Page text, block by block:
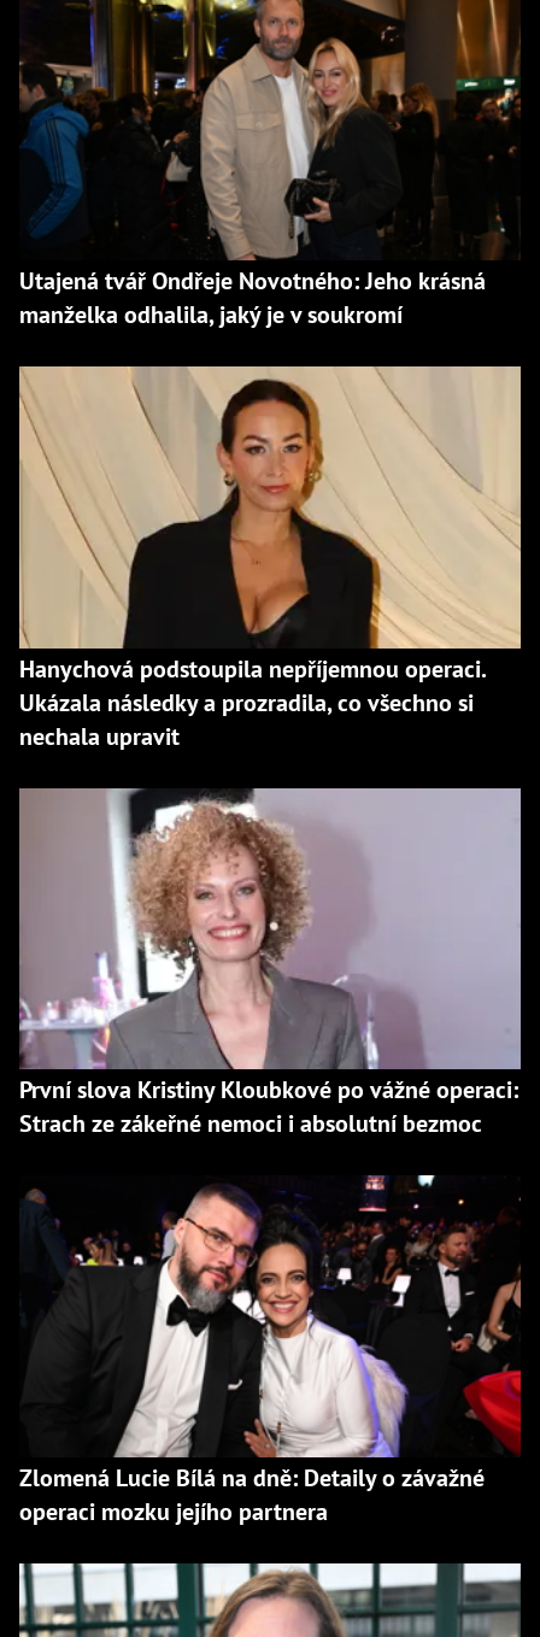
Utajená tvář Ondřeje Novotného: Jeho krásná
manželka odhalila, jaký je v soukromí
Hanychová podstoupila nepříjemnou operaci.
Ukázala následky a prozradila, co všechno si
nechala upravit
První slova Kristiny Kloubkové po vážné operaci:
Strach ze zákeřné nemoci i absolutní bezmoc
Zlomená Lucie Bílá na dně: Detaily o závažné
operaci mozku jejího partnera